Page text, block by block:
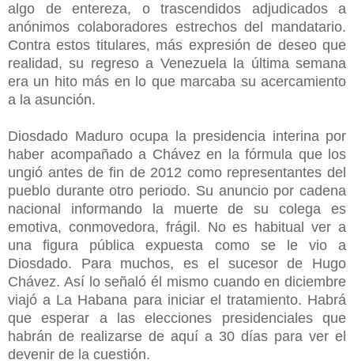
algo de entereza, o trascendidos adjudicados a
anónimos colaboradores estrechos del mandatario.
Contra estos titulares, más expresión de deseo que
realidad, su regreso a Venezuela la última semana
era un hito más en lo que marcaba su acercamiento
a la asunción.
Diosdado Maduro ocupa la presidencia interina por
haber acompañado a Chávez en la fórmula que los
ungió antes de fin de 2012 como representantes del
pueblo durante otro periodo. Su anuncio por cadena
nacional informando la muerte de su colega es
emotiva, conmovedora, frágil. No es habitual ver a
una figura pública expuesta como se le vio a
Diosdado. Para muchos, es el sucesor de Hugo
Chávez. Así lo señaló él mismo cuando en diciembre
viajó a La Habana para iniciar el tratamiento. Habrá
que esperar a las elecciones presidenciales que
habrán de realizarse de aquí a 30 días para ver el
devenir de la cuestión.